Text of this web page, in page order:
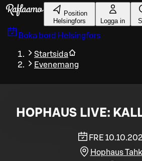
Gå till huvudinnehållet
Position
Helsingfors
Logga in
Boka bord Helsingfors
Startsida
Evenemang
HOPHAUS LIVE:
FRE
Hophaus